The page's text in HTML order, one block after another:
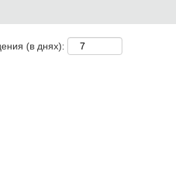
(в днях):